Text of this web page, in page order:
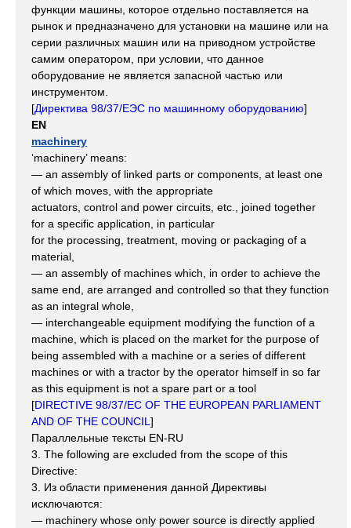
функции машины, которое отдельно поставляется на
рынок и предназначено для установки на машине или на
серии различных машин или на приводном устройстве
самим оператором, при условии, что данное
оборудование не является запасной частью или
инструментом.
[Директива 98/37/ЕЭС по машинному оборудованию]
EN
machinery
‘machinery’ means:
— an assembly of linked parts or components, at least one
of which moves, with the appropriate
actuators, control and power circuits, etc., joined together
for a specific application, in particular
for the processing, treatment, moving or packaging of a
material,
— an assembly of machines which, in order to achieve the
same end, are arranged and controlled so that they function
as an integral whole,
— interchangeable equipment modifying the function of a
machine, which is placed on the market for the purpose of
being assembled with a machine or a series of different
machines or with a tractor by the operator himself in so far
as this equipment is not a spare part or a tool
[DIRECTIVE 98/37/EC OF THE EUROPEAN PARLIAMENT
AND OF THE COUNCIL ]
Параллельные тексты EN-RU
3. The following are excluded from the scope of this
Directive:
3. Из области применения данной Директивы
исключаются:
— machinery whose only power source is directly applied